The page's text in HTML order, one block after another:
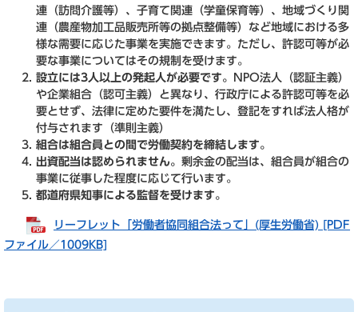
連（訪問介護等）、子育て関連（学童保育等）、地域づくり関
連（農産物加工品販売所等の拠点整備等）など地域における多
様な需要に応じた事業を実施できます。ただし、許認可等が必
要な事業についてはその規制を受けます。
設立には3人以上の発起人が必要です。
NPO法人（認証主義）
や企業組合（認可主義）と異なり、行政庁による許認可等を必
要とせず、法律に定めた要件を満たし、登記をすれば法人格が
付与されます（準則主義）
組合は組合員との間で労働契約を締結します。
出資配当は認められません。 剰余金の配当は、組合員が組合の
事業に従事した程度に応じて行います。
都道府県知事による監督を受けます。
リーフレット「労働者協同組合法って」(厚生労働省) [PDF
ファイル／1009KB]